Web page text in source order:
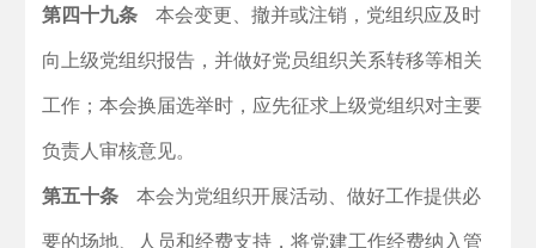
第四十九条 本会变更、撤并或注销，党组织应及时
向上级党组织报告，并做好党员组织关系转移等相关
工作；本会换届选举时，应先征求上级党组织对主要
负责人审核意见。
第五十条 本会为党组织开展活动、做好工作提供必
要的场地、人员和经费支持，将党建工作经费纳入管